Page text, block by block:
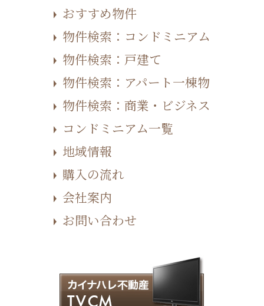
おすすめ物件
物件検索：コンドミニアム
物件検索：戸建て
物件検索：アパート一棟物
物件検索：商業・ビジネス
コンドミニアム一覧
地域情報
購入の流れ
会社案内
お問い合わせ